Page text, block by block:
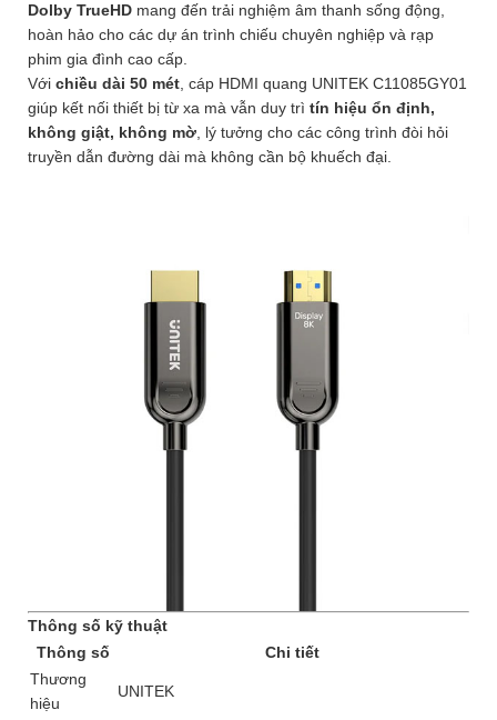
Dolby TrueHD mang đến trải nghiệm âm thanh sống động,
hoàn hảo cho các dự án trình chiếu chuyên nghiệp và rạp
phim gia đình cao cấp.
Với chiều dài 50 mét , cáp HDMI quang UNITEK C11085GY01
giúp kết nối thiết bị từ xa mà vẫn duy trì tín hiệu ổn định,
không giật, không mờ , lý tưởng cho các công trình đòi hỏi
truyền dẫn đường dài mà không cần bộ khuếch đại.
Thông số kỹ thuật
Thông số
Chi tiết
Thương
hiệu
UNITEK